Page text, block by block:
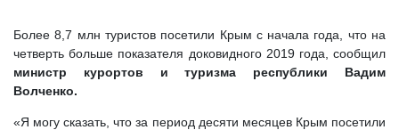
Более 8,7 млн туристов посетили Крым с начала года, что на
четверть больше показателя доковидного 2019 года, сообщил
министр курортов и туризма республики Вадим
Волченко.
«Я могу сказать, что за период десяти месяцев Крым посетили